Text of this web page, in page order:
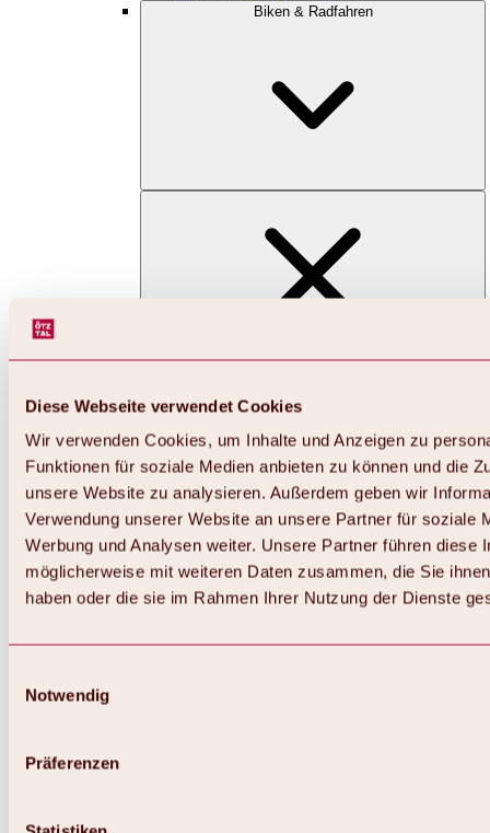
Diese Webseite verwendet Cookies
Wir verwenden Cookies, um Inhalte und Anzeigen zu
Funktionen für soziale Medien anbieten zu können und die
unsere Website zu analysieren. Außerdem geben wir
Verwendung unserer Website an unsere Partner für soziale
Werbung und Analysen weiter. Unsere Partner führen diese
möglicherweise mit weiteren Daten zusammen, die Sie
haben oder die sie im Rahmen Ihrer Nutzung der Dienste
Notwendig
Präferenzen
Biken & Radfahren